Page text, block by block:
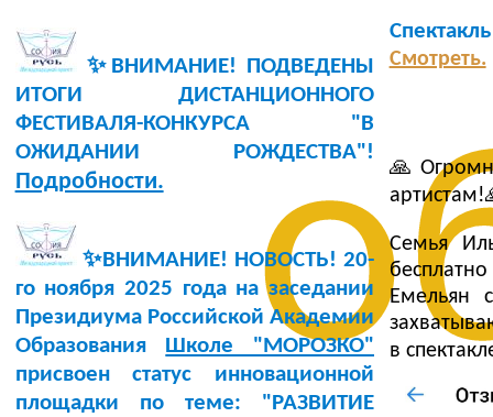
✨ВНИМАНИЕ! ПОДВЕДЕНЫ
ИТОГИ ДИСТАНЦИОННОГО
ФЕСТИВАЛЯ-КОНКУРСА "В
ОЖИДАНИИ РОЖДЕСТВА"!
Подробности.
✨ВНИМАНИЕ! НОВОСТЬ! 20-
го ноября 2025 годана заседании
Президиума Российской Академии
Образования Школе "МОРОЗКО"
присвоен статус инновационной
площадки по теме: "РАЗВИТИЕ
Смотреть.
Семья
Емельян
в